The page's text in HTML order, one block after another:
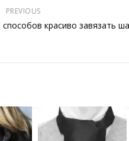
PREVIOUS
красиво завязать